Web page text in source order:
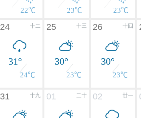
22℃ 23℃ 23℃
十二
24
31°
24℃
十三
25
30°
23℃
十四
26
30°
23℃
十九
31 二十
01 廿一
02